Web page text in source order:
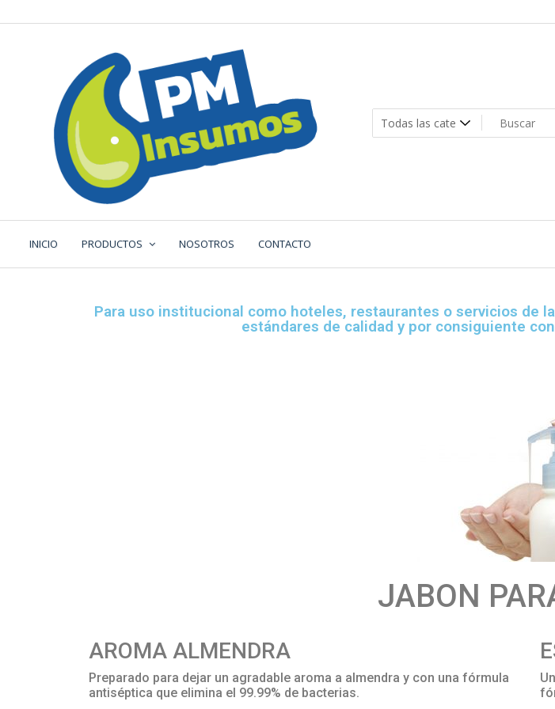
INICIO PRODUCTOS NOSOTROS CONTACTO
Para uso institucional como hoteles, restaurantes o servicios de
estándares de calidad y por consiguiente
JABON
AROMA ALMENDRA
Preparado para dejar un agradable aroma a almendra y con una fórmula
antiséptica que elimina el 99.99% de bacterias.